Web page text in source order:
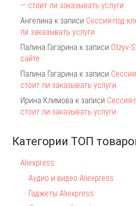
— стоит ли заказывать услуги
Ангелина к записи Сессия-под-
ли заказывать услуги
Палина Гагарина к записи Otzyv-
сайте
Палина Гагарина к записи
стоит ли заказывать услуги
Ирина Климова к записи
стоит ли заказывать услуги
Категории ТОП
Aliexpress
Аудио и видео Aliexpress
Гаджеты Aliexpress